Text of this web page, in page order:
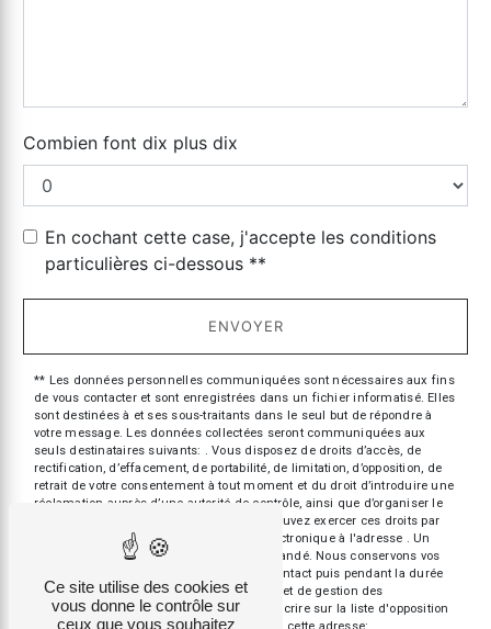
Combien font dix plus dix
En cochant cette case, j'accepte les conditions
particulières ci-dessous **
ENVOYER
** Les données personnelles communiquées sont nécessaires aux fins
de vous contacter et sont enregistrées dans un fichier informatisé. Elles
sont destinées à et ses sous-traitants dans le seul but de répondre à
votre message. Les données collectées seront communiquées aux
seuls destinataires suivants: . Vous disposez de droits d’accès, de
rectification, d’effacement, de portabilité, de limitation, d’opposition, de
retrait de votre consentement à tout moment et du droit d’introduire une
réclamation auprès d’une autorité de contrôle, ainsi que d’organiser le
sort de vos données post-mortem. Vous pouvez exercer ces droits par
voie postale à l'adresse ou par courrier électronique à l'adresse . Un
justificatif d'identité pourra vous être demandé. Nous conservons vos
données pendant la période de prise de contact puis pendant la durée
de prescription légale aux fins probatoires et de gestion des
contentieux. Vous avez le droit de vous inscrire sur la liste d'opposition
Ce site utilise des cookies et
vous donne le contrôle sur
ceux que vous souhaitez